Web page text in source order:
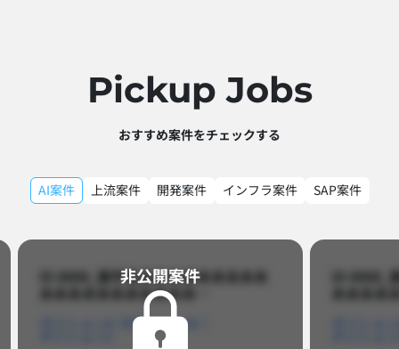
Pickup Jobs​
おすすめ案件をチェックする
AI案件 上流案件 開発案件 インフラ案件 SAP案件
ID 8888_案件名あああああああああ
あああああああああああ…​
ポジションB
非公開案件​ ID